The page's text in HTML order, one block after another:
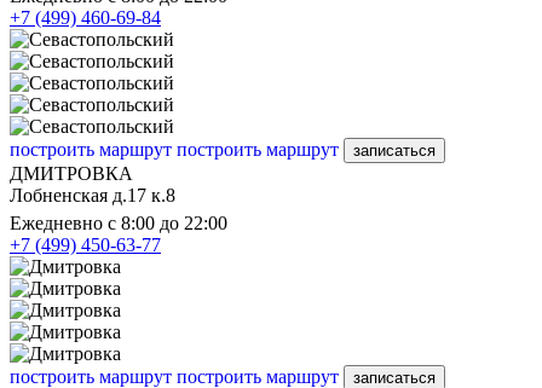
+7 (499) 460-69-84
построить маршрут построить маршрут записаться
ДМИТРОВКА
Лобненская д.17 к.8
Ежедневно с 8:00 до 22:00
+7 (499) 450-63-77
построить маршрут построить маршрут записаться